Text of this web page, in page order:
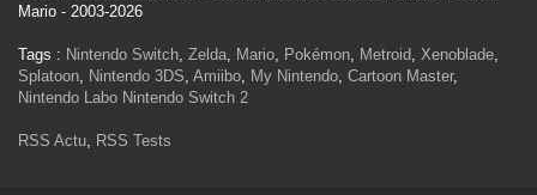
Mario - 2003-2026
Tags : Nintendo Switch, Zelda, Mario, Pokémon, Metroid, Xenoblade,
Splatoon, Nintendo 3DS, Amiibo, My Nintendo, Cartoon Master,
Nintendo Labo Nintendo Switch 2
RSS Actu, RSS Tests